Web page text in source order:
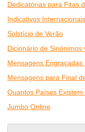
Dedicatórias para Fitas
Indicativos Internacionais
Solstício de Verão
Dicionário de Sinónimos
Mensagens
Mensagens para Final
Quantos Países
Jumbo Online